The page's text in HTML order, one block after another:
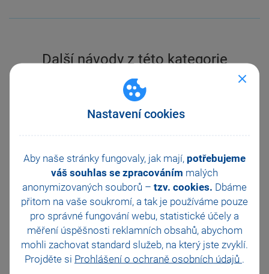
Nastavení cookies
Aby naše stránky fungovaly, jak mají, potřebujeme
váš souhlas se zpracováním malých
anonymizovaných souborů – tzv. cookies. Dbáme
přitom na vaše soukromí, a tak je používáme pouze
pro správné fungování webu, statistické účely a
měření úspěšnosti reklamních obsahů, abychom
mohli zachovat standard služeb, na který jste zvyklí.
Projděte si Prohlášení o ochraně osobních údajů .
Další návody z této kategorie
Jak v programu POHODA provést ruční provázání
dokladů?